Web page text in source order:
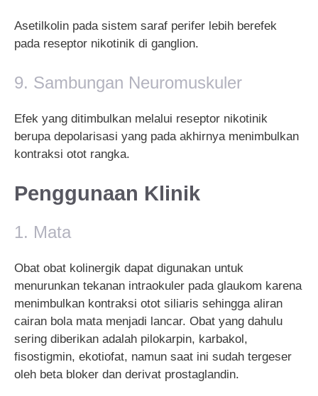
Asetilkolin pada sistem saraf perifer lebih berefek
pada reseptor nikotinik di ganglion.
9. Sambungan Neuromuskuler
Efek yang ditimbulkan melalui reseptor nikotinik
berupa depolarisasi yang pada akhirnya menimbulkan
kontraksi otot rangka.
Penggunaan Klinik
1. Mata
Obat obat kolinergik dapat digunakan untuk
menurunkan tekanan intraokuler pada glaukom karena
menimbulkan kontraksi otot siliaris sehingga aliran
cairan bola mata menjadi lancar. Obat yang dahulu
sering diberikan adalah pilokarpin, karbakol,
fisostigmin, ekotiofat, namun saat ini sudah tergeser
oleh beta bloker dan derivat prostaglandin.